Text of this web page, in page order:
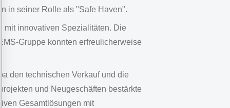
in seiner Rolle als "Safe Haven".
mit innovativen Spezialitäten. Die
Gruppe konnten erfreulicherweise
den technischen Verkauf und die
und Neugeschäften bestärkte
Gesamtlösungen mit